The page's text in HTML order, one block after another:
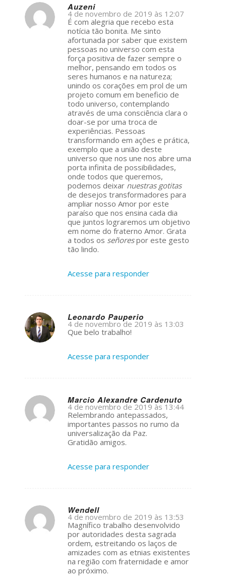
Auzeni
s
ays:
4 de novembro de 2019 às 12:07
É com alegria que recebo esta
notícia tão bonita. Me sinto
afortunada por saber que existem
pessoas no universo com esta
força positiva de fazer sempre o
melhor, pensando em todos os
seres humanos e na natureza;
unindo os corações em prol de um
projeto comum em beneficio de
todo universo, contemplando
através de uma consciência clara o
doar-se por uma troca de
experiências. Pessoas
transformando em ações e prática,
exemplo que a união deste
universo que nos une nos abre uma
porta infinita de possibilidades,
onde todos que queremos,
podemos deixar nuestras gotitas
de desejos transformadores para
ampliar nosso Amor por este
paraíso que nos ensina cada dia
que juntos lograremos um objetivo
em nome do fraterno Amor. Grata
a todos os señorespor este gesto
tão lindo.
Acesse para responder
Leonardo Pauperio
s
ays:
4 de novembro de 2019 às 13:03
Que belo trabalho!
Acesse para responder
Marcio Alexandre Cardenuto
s
ays:
4 de novembro de 2019 às 13:44
Relembrando antepassados,
importantes passos no rumo da
universalização da Paz.
Gratidão amigos.
Acesse para responder
Wendell
s
ays:
4 de novembro de 2019 às 13:53
Magnífico trabalho desenvolvido
por autoridades desta sagrada
ordem, estreitando os laços de
amizades com as etnias existentes
na região com fraternidade e amor
ao próximo.